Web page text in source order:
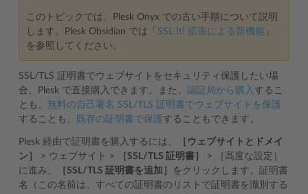
このトピックでは、Plesk Onyx での古い手順について説明
します。Plesk Obsidian では「 SSL It! 拡張による新機能 」
を参照してください。
SSL/TLS 証明書でウェブサイトをセキュリティ保護したい場
合、Plesk で直接購入できます。また、 認証局から購入するこ
とも、 無料の自己署名 SSL/TLS 証明書でウェブサイトを保護
することも、
既存の証明書で保護することもできます。
Plesk 経由で証明書を購入するには、
［ウェブサイトとドメイ
ン］
> ウェブサイト > ［SSL/TLS 証明書］
> ［高度な設定］
に進み、
［SSL/TLS 証明書を追加］
をクリックします。証明書
名（この名前は、すべての証明書のリストで証明書を識別する